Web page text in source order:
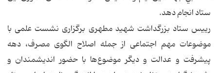
ستاد انجام دهد.
رییس ستاد بزرگداشت شهید مطهری برگزاری نشست علمی با
موضوعات مهم اجتماعی از جمله اصلاح الگوی مصرف، دهه
پیشرفت و عدالت و دیگر موضوع‌ها با حضور اندیشمندان و